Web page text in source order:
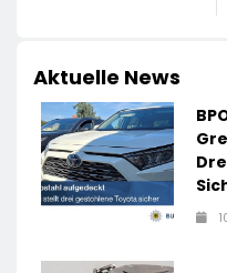
Aktuelle News